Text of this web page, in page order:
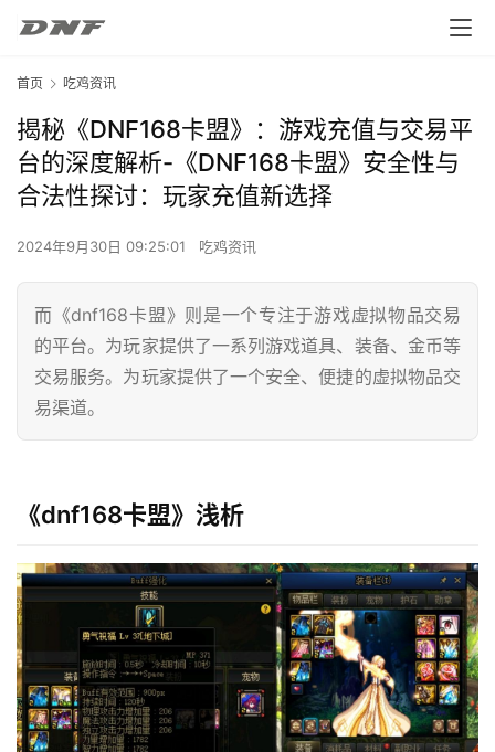
首页 吃鸡资讯
揭秘《DNF168卡盟》：游戏充值与交易平
台的深度解析-《DNF168卡盟》安全性与
合法性探讨：玩家充值新选择
2024年9月30日 09:25:01 吃鸡资讯
而《dnf168卡盟》则是一个专注于游戏虚拟物品交易
的平台。为玩家提供了一系列游戏道具、装备、金币等
交易服务。为玩家提供了一个安全、便捷的虚拟物品交
易渠道。
《dnf168卡盟》浅析